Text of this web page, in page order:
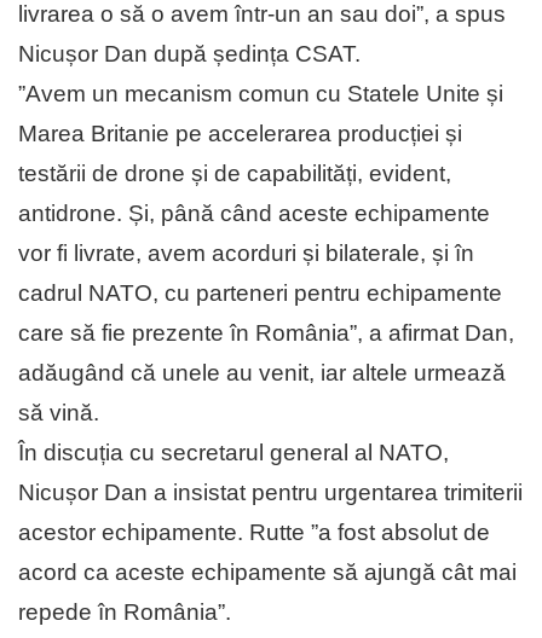
livrarea o să o avem într-un an sau doi”, a spus
Nicușor Dan după ședința CSAT.
”Avem un mecanism comun cu Statele Unite și
Marea Britanie pe accelerarea producției și
testării de drone și de capabilități, evident,
antidrone. Și, până când aceste echipamente
vor fi livrate, avem acorduri și bilaterale, și în
cadrul NATO, cu parteneri pentru echipamente
care să fie prezente în România”, a afirmat Dan,
adăugând că unele au venit, iar altele urmează
să vină.
În discuția cu secretarul general al NATO,
Nicușor Dan a insistat pentru urgentarea trimiterii
acestor echipamente. Rutte ”a fost absolut de
acord ca aceste echipamente să ajungă cât mai
repede în România”.